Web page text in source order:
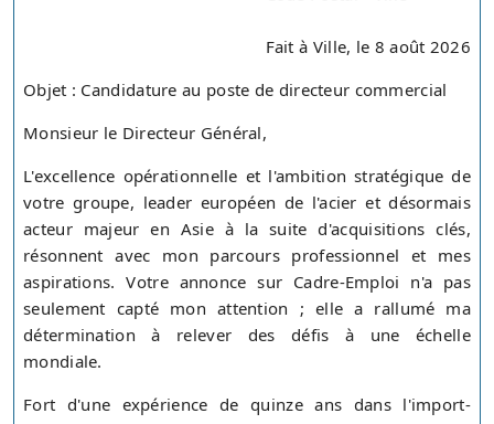
Fait à Ville, le 8 août 2026
Objet : Candidature au poste de directeur commercial
Monsieur le Directeur Général,
L'excellence opérationnelle et l'ambition stratégique de
votre groupe, leader européen de l'acier et désormais
acteur majeur en Asie à la suite d'acquisitions clés,
résonnent avec mon parcours professionnel et mes
aspirations. Votre annonce sur Cadre-Emploi n'a pas
seulement capté mon attention ; elle a rallumé ma
détermination à relever des défis à une échelle
mondiale.
Fort d'une expérience de quinze ans dans l'import-